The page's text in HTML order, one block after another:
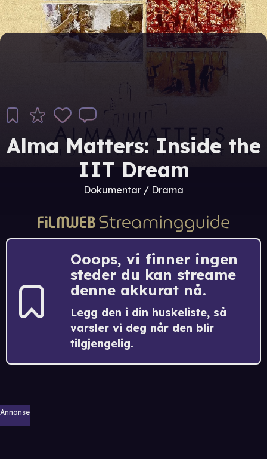
Alma Matters: Inside the
IIT Dream
Dokumentar / Drama
Ooops, vi finner ingen
steder du kan streame
denne akkurat nå.
Legg den i din huskeliste, så
varsler vi deg når den blir
tilgjengelig.
Annonse